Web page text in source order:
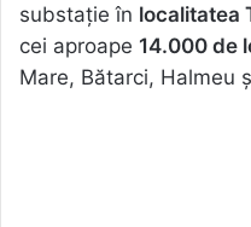
substație în localitatea
cei aproape 14.000 de
Mare, Bătarci, Halmeu